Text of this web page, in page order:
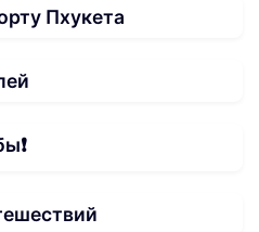
Пхукета